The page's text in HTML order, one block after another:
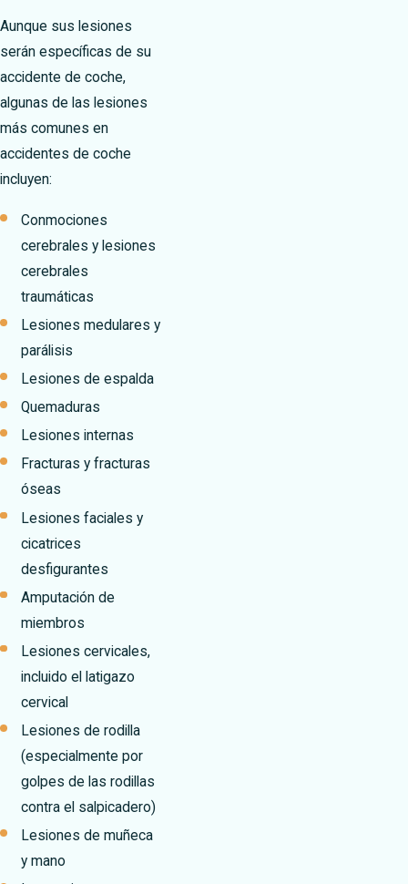
Aunque sus lesiones
serán específicas de su
accidente de coche,
algunas de las lesiones
más comunes en
accidentes de coche
incluyen:
Conmociones
cerebrales y lesiones
cerebrales
traumáticas
Lesiones medulares y
parálisis
Lesiones de espalda
Quemaduras
Lesiones internas
Fracturas y fracturas
óseas
Lesiones faciales y
cicatrices
desfigurantes
Amputación de
miembros
Lesiones cervicales,
incluido el latigazo
cervical
Lesiones de rodilla
(especialmente por
golpes de las rodillas
contra el salpicadero)
Lesiones de muñeca
y mano